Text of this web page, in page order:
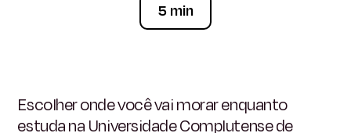
5 min
Escolher onde você vai morar enquanto
estuda na Universidade Complutense de